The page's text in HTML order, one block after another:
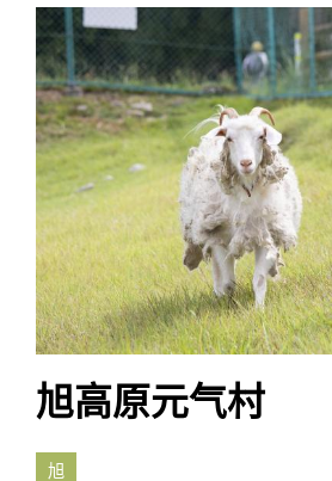
旭高原元气村
旭